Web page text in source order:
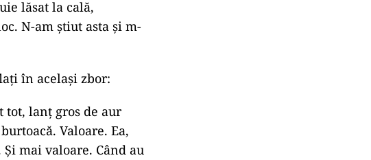
lăsat la cală,
N-am știut asta și m-
în același zbor:
tot, lanț gros de aur
Valoare. Ea,
mai valoare. Când au